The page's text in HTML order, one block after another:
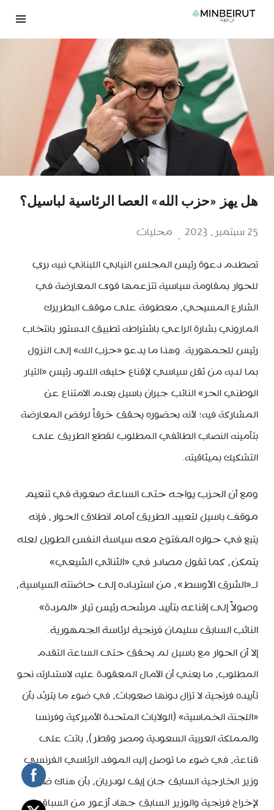
انتقل
المحتوى
هل يهز «حزب الله» العصا الرئاسية لباسيل؟
25 سبتمبر، 2023 محليات
تصطدم دعوة رئيس المجلس النيابي اللبناني نبيه بري
للحوار بمقاومة سياسية تتزعمها قوى المعارضة في
الشارع المسيحي، معطوفة على موقف البطريرك
الماروني بشارة الراعي باشتراطه تطبيق الدستور بانتخاب
رئيس للجمهورية. وهذا ما يدعو «حزب الله» إلى النزول
بما لديه من ثقل سياسي لإقناع حليفه اللدود رئيس «التيار
الوطني الحر» النائب جبران باسيل بعدم الامتناع عن
المشاركة فيه؛ لأنه بحضوره يحقق خرقاً لرفض المعارضة
بتأمينه النصاب الطائفي المطلوب لقطع الطريق على
التشكيك بميثاقيته.
ومع أن الحزب يواجه حتى الساعة صعوبة في تنعيم
موقف باسيل لتعبيد الطريق أمام انطلاق الحوار، فإنه
يتبع في حواره المفتوح معه سياسة النفس الطويل لعله
يتمكن، كما تقول مصادر في «الثنائي الشيعي»
لـ«الشرق الأوسط»، من استرداده إلى حاضنته السياسية،
وصولاً إلى إقناعه بتأييد مرشحه رئيس تيار «المردة»
النائب السابق سليمان فرنجية لرئاسة الجمهورية.
إلا أن الحوار مع باسيل لم يحقق حتى الساعة التقدم
المطلوب، ما يعني أن الآمال المعقودة عليه لاستدارته نحو
تأييده فرنجية لا تزال دونها صعوبات، في ضوء ما يتردّد بأن
«اللجنة الخماسية» (الولايات المتحدة الأميركية وفرنسا
والمملكة العربية السعودية ومصر وقطر)، باتت على
قناعة، في ضوء ما توصل إليه الموفد الرئاسي الفرنسي
وزير الخارجية السابق جان إيف لودريان، بأن هناك ضرورة
لإخراج فرنجية والوزير السابق جهاد أزعور من السباق